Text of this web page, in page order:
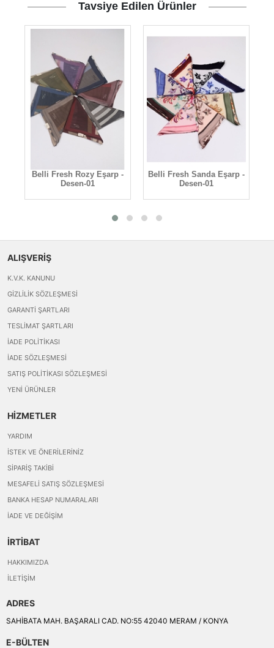
Tavsiye Edilen Ürünler
Belli Fresh Rozy Eşarp -
Desen-01
Belli Fresh Sanda Eşarp -
Desen-01
ALIŞVERİŞ
K.V.K. KANUNU
GIZLILIK SÖZLEŞMESI
GARANTI ŞARTLARI
TESLIMAT ŞARTLARI
İADE POLITIKASI
İADE SÖZLEŞMESI
SATIŞ POLITIKASI SÖZLEŞMESI
YENI ÜRÜNLER
HİZMETLER
YARDIM
İSTEK VE ÖNERILERINIZ
SIPARIŞ TAKIBI
MESAFELI SATIŞ SÖZLEŞMESI
BANKA HESAP NUMARALARI
İADE VE DEĞIŞIM
İRTİBAT
HAKKIMIZDA
İLETIŞIM
ADRES
SAHİBATA MAH. BAŞARALI CAD. NO:55 42040 MERAM / KONYA
E-BÜLTEN